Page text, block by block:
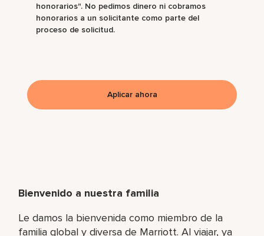
Bienvenido a nuestra familia
Le damos la bienvenida como miembro de la
familia global y diversa de Marriott. Al viajar, ya
honorarios". No pedimos dinero ni cobramos
honorarios a un solicitante como parte del
proceso de solicitud.
Aplicar ahora